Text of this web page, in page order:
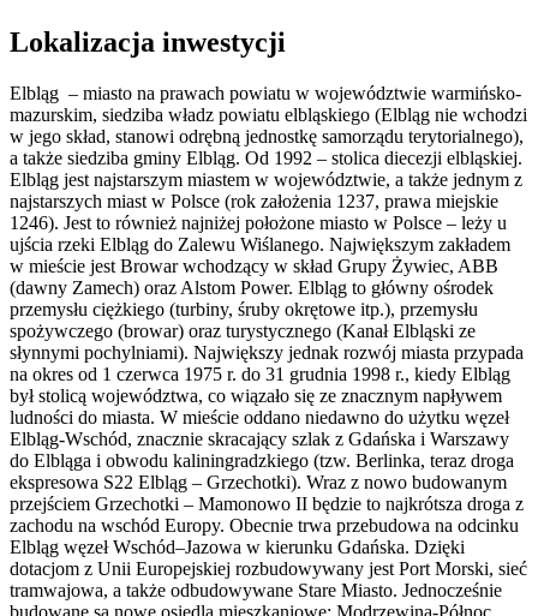
Lokalizacja inwestycji
Elbląg – miasto na prawach powiatu w województwie warmińsko-
mazurskim, siedziba władz powiatu elbląskiego (Elbląg nie wchodzi
w jego skład, stanowi odrębną jednostkę samorządu terytorialnego),
a także siedziba gminy Elbląg. Od 1992 – stolica diecezji elbląskiej.
Elbląg jest najstarszym miastem w województwie, a także jednym z
najstarszych miast w Polsce (rok założenia 1237, prawa miejskie
1246). Jest to również najniżej położone miasto w Polsce – leży u
ujścia rzeki Elbląg do Zalewu Wiślanego. Największym zakładem
w mieście jest Browar wchodzący w skład Grupy Żywiec, ABB
(dawny Zamech) oraz Alstom Power. Elbląg to główny ośrodek
przemysłu ciężkiego (turbiny, śruby okrętowe itp.), przemysłu
spożywczego (browar) oraz turystycznego (Kanał Elbląski ze
słynnymi pochylniami). Największy jednak rozwój miasta przypada
na okres od 1 czerwca 1975 r. do 31 grudnia 1998 r., kiedy Elbląg
był stolicą województwa, co wiązało się ze znacznym napływem
ludności do miasta. W mieście oddano niedawno do użytku węzeł
Elbląg-Wschód, znacznie skracający szlak z Gdańska i Warszawy
do Elbląga i obwodu kaliningradzkiego (tzw. Berlinka, teraz droga
ekspresowa S22 Elbląg – Grzechotki). Wraz z nowo budowanym
przejściem Grzechotki – Mamonowo II będzie to najkrótsza droga z
zachodu na wschód Europy. Obecnie trwa przebudowa na odcinku
Elbląg węzeł Wschód–Jazowa w kierunku Gdańska. Dzięki
dotacjom z Unii Europejskiej rozbudowywany jest Port Morski, sieć
tramwajowa, a także odbudowywane Stare Miasto. Jednocześnie